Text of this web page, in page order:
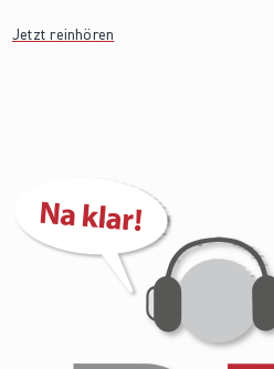
Jetzt reinhören